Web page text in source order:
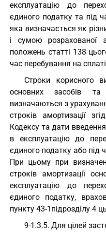
експлуатацію до
єдиного податку та під
яка визначається як
і сумою розрахованої
положень статті 138
час перебування на
Строки корисного
основних засобів та
визначаються з
строків амортизації
Кодексу та дати
в експлуатацію до
єдиного податку або під
При цьому при
строків амортизації
експлуатацію до
єдиного податку,
пункту 43-1підрозділу 4
9-1.3.5. Для цілей